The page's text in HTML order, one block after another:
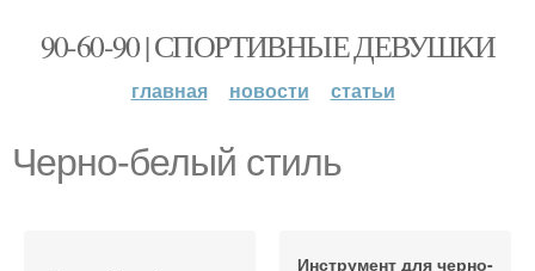
90-60-90 | СПОРТИВНЫЕ ДЕВУШКИ
главная новости статьи
Черно-белый стиль
Инструмент для черно-